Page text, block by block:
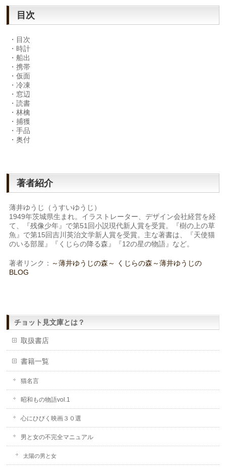
目次
・目次
・時計
・船出
・携帯
・仮面
・冷凍
・窓辺
・読書
・林檎
・捕獲
・手品
・奥付
著者紹介
薄井ゆうじ（うすいゆうじ）
1949年茨城県生まれ。イラストレーター、デザイン会社経営を経
て、『残像少年』で第51回小説現代新人賞を受賞。『樹の上の草
魚』で第15回吉川英治文学新人賞を受賞。主な著書は、『天使猫
のいる部屋』『くじらの降る森』『12の星の物語』など。
著者リンク： ～薄井ゆうじの森～
くじらの森～薄井ゆうじの
BLOG
チョット見文庫とは？
取扱書店
書籍一覧
猫名言
昭和もの物語vol.1
心にひびく映画３０選
男と女の不完全マニュアル
太陽の男と女